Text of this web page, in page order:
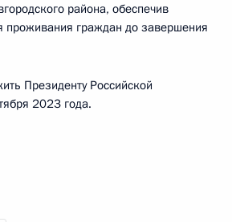
района, обеспечив
проживания граждан до завершения
Президенту Российской
2023 года.